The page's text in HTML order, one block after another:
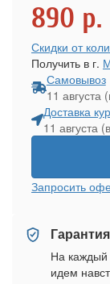
890 р.
Скидки от
Получить в г.
Самовывоз
11 августа
Доставка
11 августа
Запросить
Гарантия
На каждый
идем